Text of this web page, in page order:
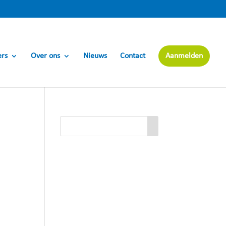
Over ons Nieuws Contact Aanmelden